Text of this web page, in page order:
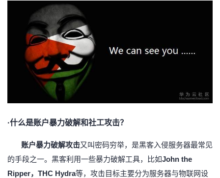
·什么是账户暴力破解和社工攻击？
账户暴力破解攻击又叫密码穷举，是黑客入侵服务器最常见
的手段之一。黑客利用一些暴力破解工具，比如John the
Ripper，THC Hydra等，攻击目标主要分为服务器与物联网设